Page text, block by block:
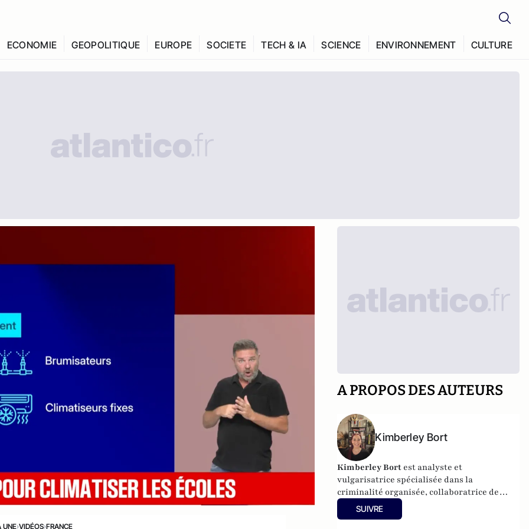
ECONOMIE GEOPOLITIQUE EUROPE SOCIETE TECH & IA SCIENCE ENVIRONNEMENT CULTURE
UNE›VIDÉOS›FRANCE
A PROPOS DES AUTEURS
Kimberley Bort
Kimberley Bort est analyste et
vulgarisatrice spécialisée dans la
criminalité organisée, collaboratrice de
CrimOrg.com et à la tête de
Stories, un projet de contenus sur les
SUIVRE